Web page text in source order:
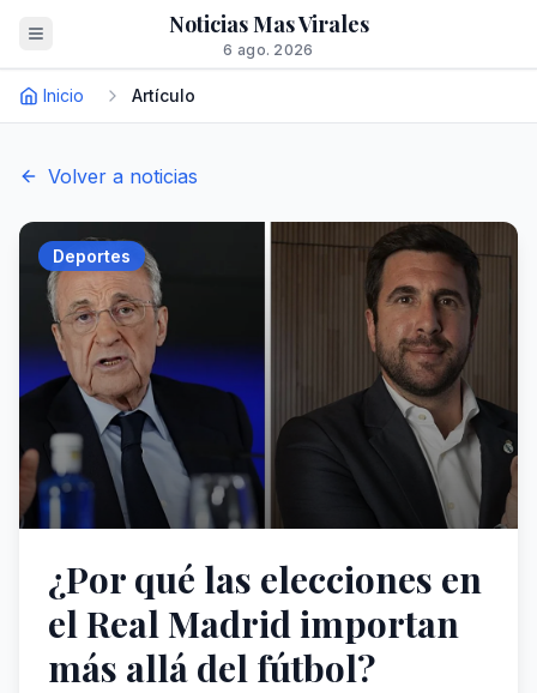
Noticias Mas Virales
6 ago. 2026
Inicio Artículo
Volver a noticias
Deportes
¿Por qué las elecciones en
el Real Madrid importan
más allá del fútbol?